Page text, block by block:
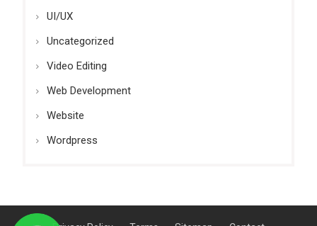
UI/UX
Uncategorized
Video Editing
Web Development
Website
Wordpress